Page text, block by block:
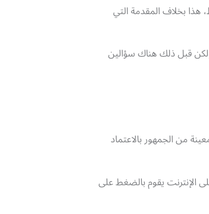
فقط، هذا بخلاف المقدمة التي
قبل ذلك هناك سؤالين
من الجمهور بالاعتماد
الإنترنت يقوم بالضغط على